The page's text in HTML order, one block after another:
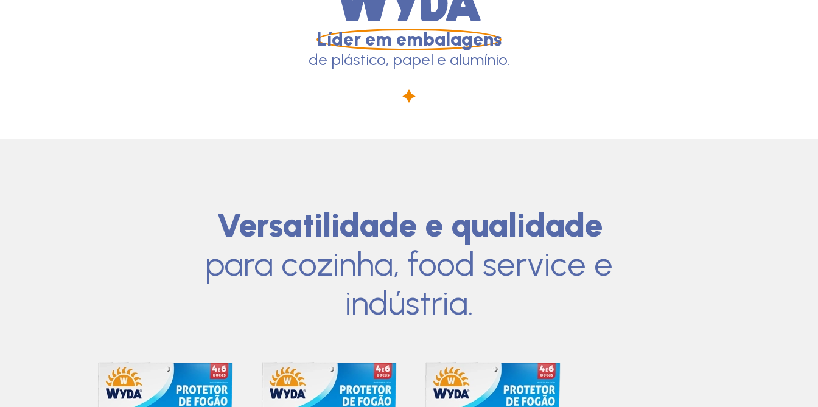
Líder em embalagens
de plástico, papel e alumínio.
Versatilidade e qualidade
para cozinha, food service e
indústria.